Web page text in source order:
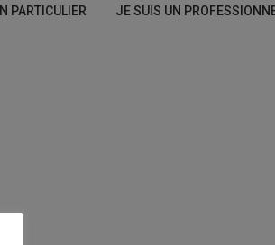
PARTICULIER JE SUIS UN